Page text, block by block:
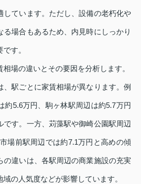
しています。ただし、設備の老朽化や
る場合もあるため、内見時にしっかり
す。
場の違いとその要因を分析します。
、駅ごとに家賃相場が異なります。例
約5.6万円、駒ヶ林駅周辺は約5.7万円
です。一方、苅藻駅や御崎公園駅周辺
場前駅周辺では約7.1万円と高めの傾
の違いは、各駅周辺の商業施設の充実
の人気度などが影響しています。